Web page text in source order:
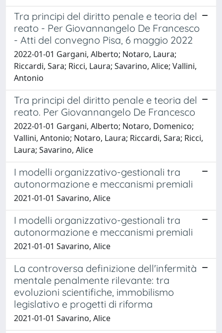
Tra principi del diritto penale e teoria del
reato - Per Giovannangelo De Francesco
- Atti del convegno Pisa, 6 maggio 2022
2022-01-01 Gargani, Alberto; Notaro, Laura;
Riccardi, Sara; Ricci, Laura; Savarino, Alice; Vallini,
Antonio
Tra principi del diritto penale e teoria del
reato. Per Giovannangelo De Francesco
2022-01-01 Gargani, Alberto; Notaro, Domenico;
Vallini, Antonio; Notaro, Laura; Riccardi, Sara; Ricci,
Laura; Savarino, Alice
I modelli organizzativo-gestionali tra
autonormazione e meccanismi premiali
2021-01-01 Savarino, Alice
I modelli organizzativo-gestionali tra
autonormazione e meccanismi premiali
2021-01-01 Savarino, Alice
La controversa definizione dell'infermità
mentale penalmente rilevante: tra
evoluzioni scientifiche, immobilismo
legislativo e progetti di riforma
2021-01-01 Savarino, Alice